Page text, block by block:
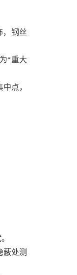
，钢丝
“重大
点，
蔽处测